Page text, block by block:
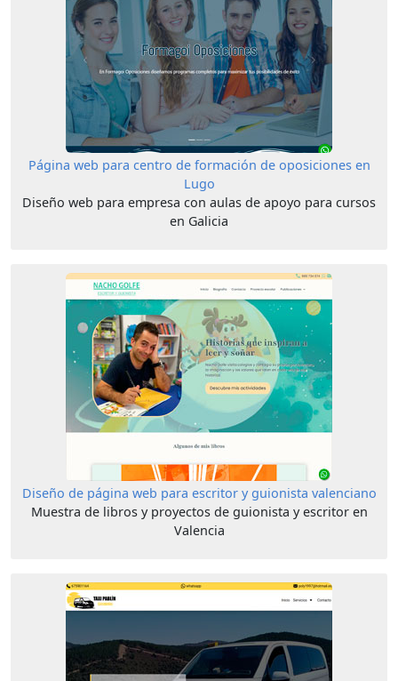
Página web para centro de formación de oposiciones en
Lugo
Diseño web para empresa con aulas de apoyo para cursos
en Galicia
Diseño de página web para escritor y guionista valenciano
Muestra de libros y proyectos de guionista y escritor en
Valencia